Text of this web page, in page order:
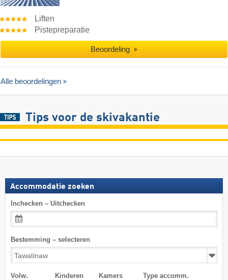
Liften
Pistepreparatie
Beoordeling
Alle beoordelingen
Tips voor de skivakantie
Accommodatie zoeken
Inchecken – Uitchecken
Bestemming – selecteren
Volw. Kinderen Kamers Type accomm.